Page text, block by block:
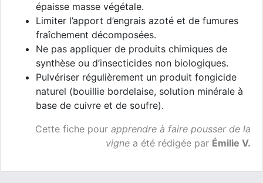
épaisse masse végétale.
Limiter l’apport d’engrais azoté et de fumures
fraîchement décomposées.
Ne pas appliquer de produits chimiques de
synthèse ou d’insecticides non biologiques.
Pulvériser régulièrement un produit fongicide
naturel (bouillie bordelaise, solution minérale à
base de cuivre et de soufre).
Cette fiche pour apprendre à faire pousser de la
vigne a été rédigée par Émilie V.